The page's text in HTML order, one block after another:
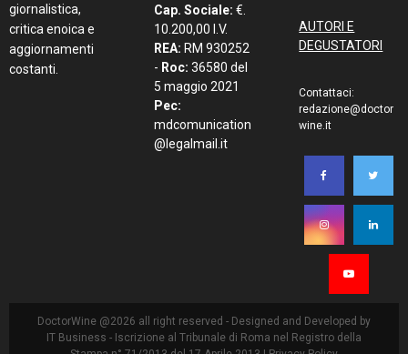
giornalistica,
critica enoica e
aggiornamenti
costanti.
Cap. Sociale: €.
10.200,00 I.V.
REA: RM 930252
- Roc: 36580 del
5 maggio 2021
Pec:
mdcomunication
@legalmail.it
AUTORI E
DEGUSTATORI
Contattaci:
redazione@doctor
wine.it
DoctorWine @2026 all right reserved - Designed and Developed by
IT Business - Iscrizione al Tribunale di Roma nel Registro della